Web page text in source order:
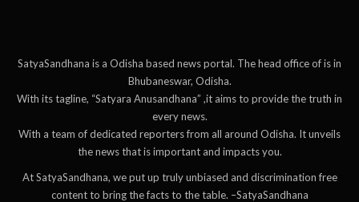
SatyaSandhana is a Odisha based news portal. The head office of is in
Bhubaneswar, Odisha.
With its tagline, “Satyara Anusandhana” ,it aims to provide the truth in
every news.
With a team of dedicated reporters from all around Odisha. It unveils
the news that is important and impacts you.
At SatyaSandhana, we put up truly unbiased and discrimination free
content to bring the facts to the table. –SatyaSandhana